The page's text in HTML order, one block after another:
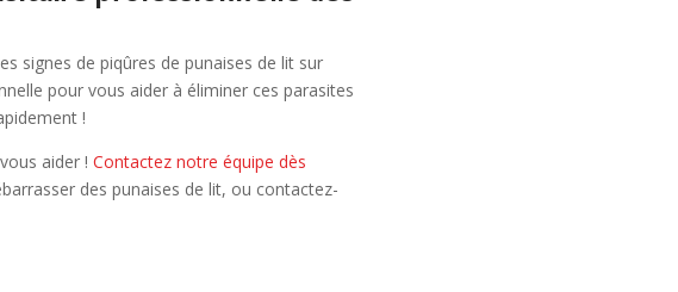
signes de piqûres de punaises de lit sur
pour vous aider à éliminer ces parasites
!
aider ! Contactez notre équipe dès
des punaises de lit, ou contactez-